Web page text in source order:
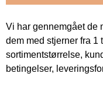
Vi har gennemgået de
dem med stjerner fra 1
sortimentstørrelse,
betingelser,